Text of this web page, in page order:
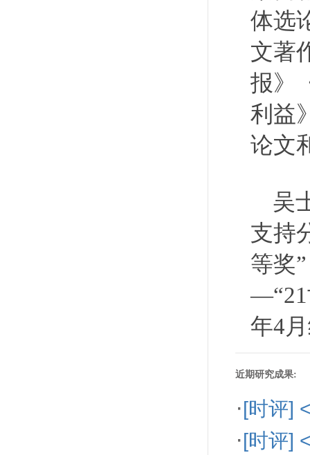
体选
文著
报》
利益
论文
吴
支持
等奖
—“21
年4
近期研究成果:
·[时评]
·[时评]